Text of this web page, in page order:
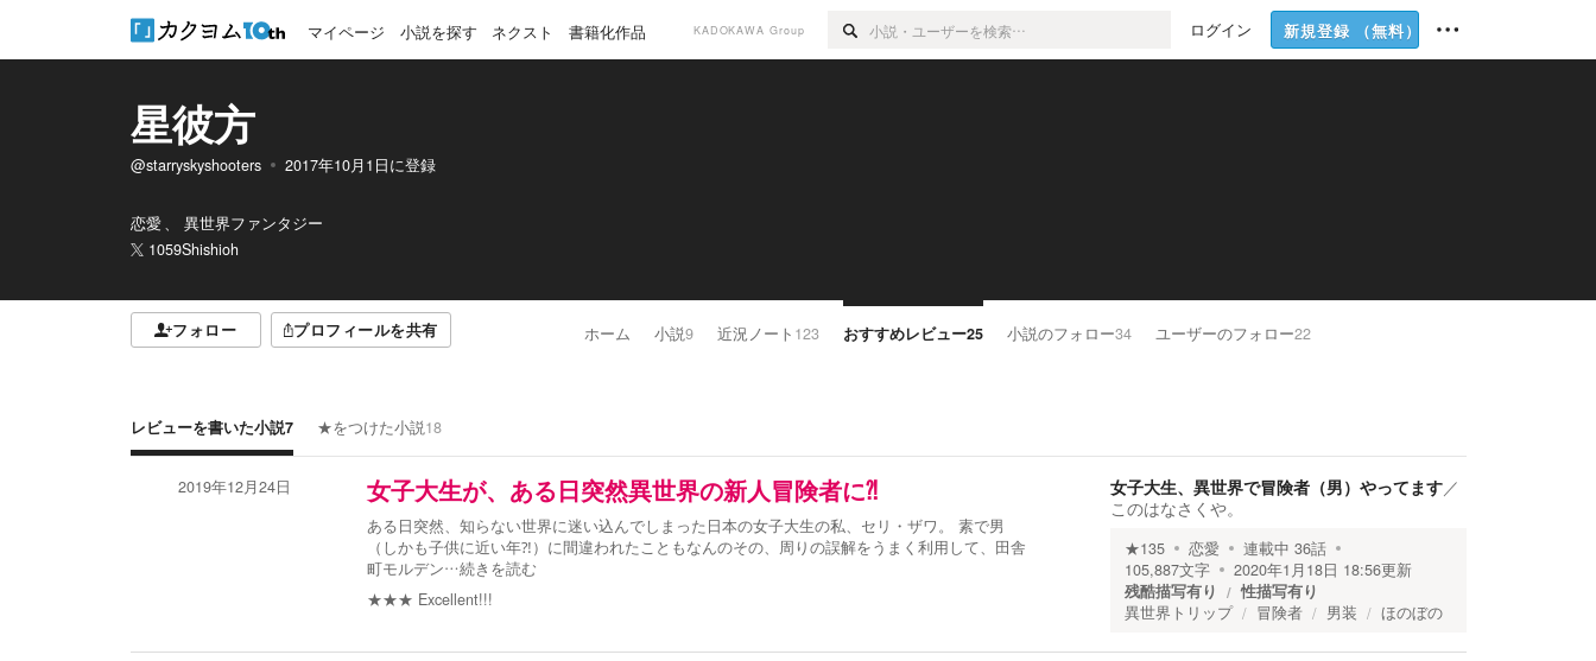
マイページ 小説を探す ネクスト 書籍化作品 KADOKAWA Group ログイン 新規登録 （無料）
星彼方
@starryskyshooters 2017年10月1日に登録
恋愛
異世界ファンタジー
1059Shishioh
フォロー プロフィールを共有 ホーム 小説9 近況ノート 123 おすすめレビュー25 小説のフォロー34 ユーザーのフォロー22
レビューを書いた小説7 ★をつけた小説18
2019年12月24日 女子大生が、ある日突然異世界の新人冒険者に⁈
ある日突然、知らない世界に迷い込んでしまった日本の女子大生の私、セリ・ザワ。 素で男
（しかも子供に近い年⁈）に間違われたこともなんのその、周りの誤解をうまく利用して、田舎
町モルデン…続きを読む
★★★ Excellent!!!
女子大生、異世界で冒険者（男）やってます／
このはなさくや。
★135 恋愛 連載中 36話
105,887文字 2020年1月18日 18:56更新
残酷描写有り
性描写有り
異世界トリップ
冒険者 男装 ほのぼの